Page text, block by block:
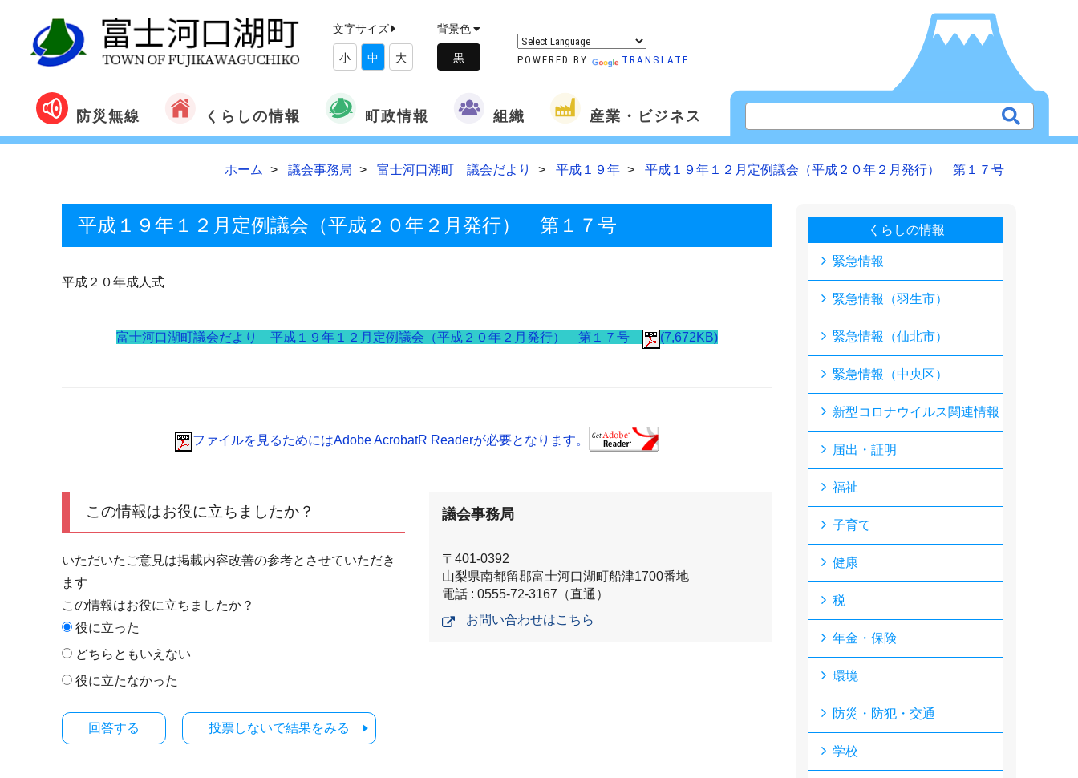
文字サイズ
小 中 大
背景色
POWERED BY TRANSLATE
防災無線 くらしの情報 町政情報 組織 産業・ビジネス
ホーム 議会事務局 富士河口湖町 議会だより 平成１９年 平成１９年１２月定例議会（平成２０年２月発行） 第１７号
平成１９年１２月定例議会（平成２０年２月発行） 第１７号
平成２０年成人式
富士河口湖町議会だより 平成１９年１２月定例議会（平成２０年２月発行） 第１７号 (7,672KB)
ファイルを見るためにはAdobe AcrobatR Readerが必要となります。
この情報はお役に立ちましたか？
いただいたご意見は掲載内容改善の参考とさせていただき
ます
この情報はお役に立ちましたか？
役に立った
どちらともいえない
役に立たなかった
投票しないで結果をみる
議会事務局
〒401-0392
山梨県南都留郡富士河口湖町船津1700番地
電話 : 0555-72-3167（直通）
お問い合わせはこちら
くらしの情報
緊急情報
緊急情報（羽生市）
緊急情報（仙北市）
緊急情報（中央区）
新型コロナウイルス関連情報
届出・証明
福祉
子育て
健康
税
年金・保険
環境
防災・防犯・交通
学校